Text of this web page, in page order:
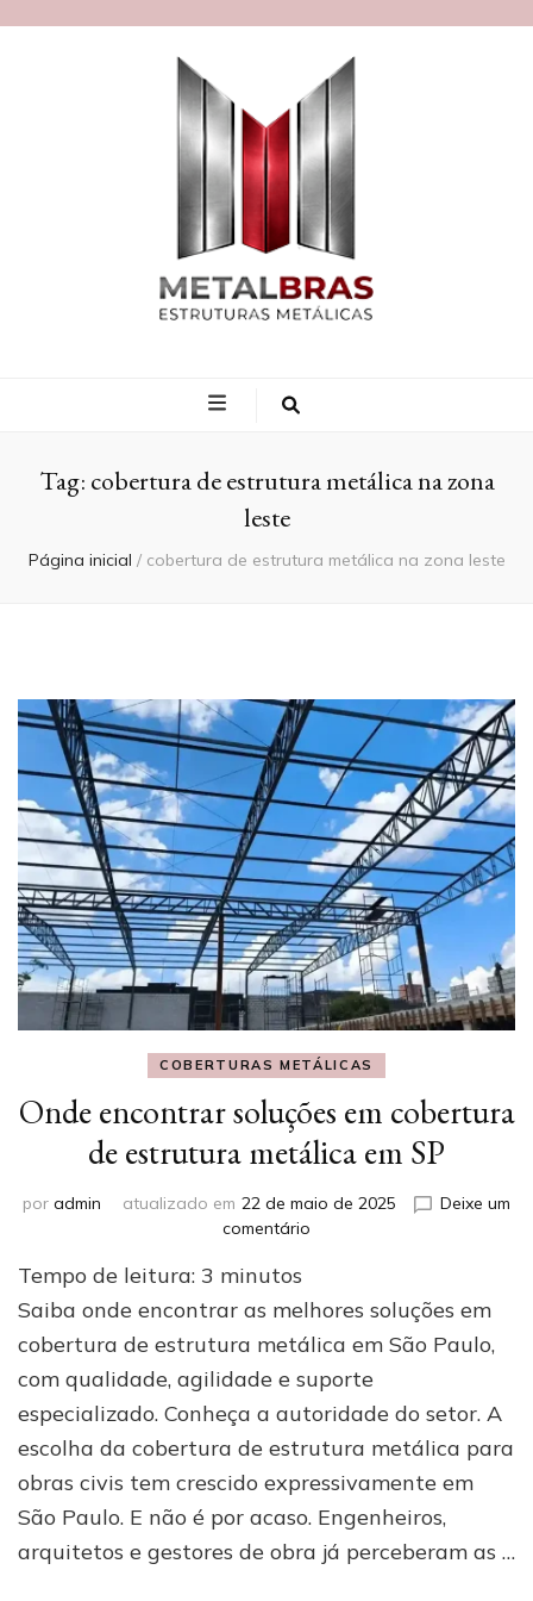
Tag: cobertura de estrutura metálica na zona
leste
Página inicial / cobertura de estrutura metálica na zona leste
COBERTURAS METÁLICAS
Onde encontrar soluções em cobertura
de estrutura metálica em SP
por admin atualizado em 22 de maio de 2025
Deixe um
comentário
soluções
cobertura
de
estrutura
metálica
em
SP
Tempo de leitura: 3 minutos
Saiba onde encontrar as melhores soluções em
cobertura de estrutura metálica em São Paulo,
com qualidade, agilidade e suporte
especializado. Conheça a autoridade do setor. A
escolha da cobertura de estrutura metálica para
obras civis tem crescido expressivamente em
São Paulo. E não é por acaso. Engenheiros,
arquitetos e gestores de obra já perceberam as …